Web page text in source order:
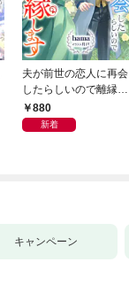
夫が前世の恋人に再会
したらしいので離縁し
ます880
新着
キャンペーン